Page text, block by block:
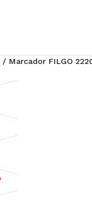
/ Marcador FILGO